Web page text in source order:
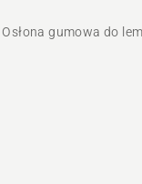
Osłona gumowa do